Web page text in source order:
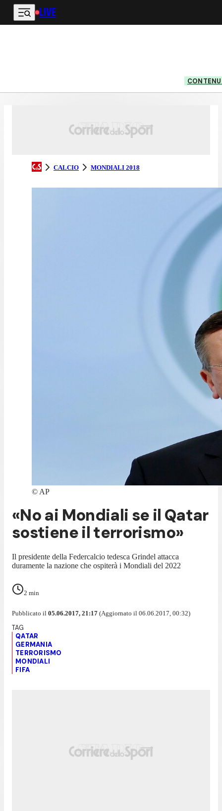
Vai al contenuto principale
LIVE
CALCIO MONDIALI 2018
© AP
«No ai Mondiali se il Qatar
sostiene il terrorismo»
Il presidente della Federcalcio tedesca Grindel attacca
duramente la nazione che ospiterà i Mondiali del 2022
2 min
Pubblicato il 05.06.2017, 21:17 (Aggiornato il 06.06.2017, 00:32)
QATAR
GERMANIA
TERRORISMO
MONDIALI
FIFA